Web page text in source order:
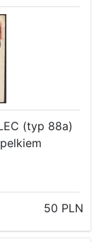
(typ 88a)
50 PLN